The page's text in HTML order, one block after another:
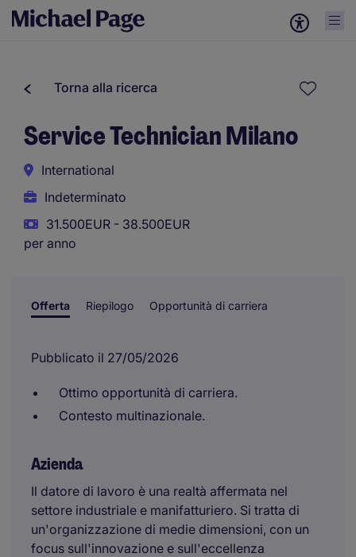
Torna alla ricerca
Service Technician Milano
International
Indeterminato
31.500EUR - 38.500EUR
per anno
Offerta Riepilogo Opportunità di carriera
Pubblicato il 27/05/2026
Ottimo opportunità di carriera.
Contesto multinazionale.
Azienda
Il datore di lavoro è una realtà affermata nel
settore industriale e manifatturiero. Si tratta di
un'organizzazione di medie dimensioni, con un
focus sull'innovazione e sull'eccellenza